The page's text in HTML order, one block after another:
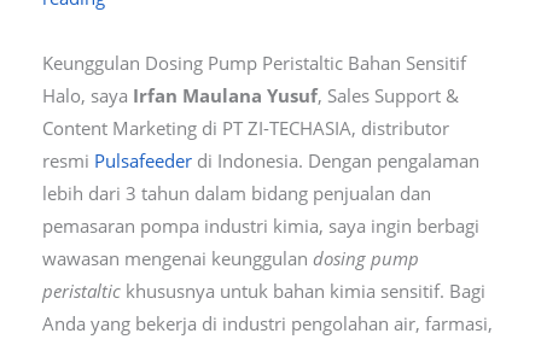
Keunggulan Dosing Pump Peristaltic Bahan Sensitif
Halo, saya Irfan Maulana Yusuf, Sales Support &
Content Marketing di PT ZI-TECHASIA, distributor
resmi Pulsafeederdi Indonesia. Dengan pengalaman
lebih dari 3 tahun dalam bidang penjualan dan
pemasaran pompa industri kimia, saya ingin berbagi
wawasan mengenai keunggulan dosing pump
peristaltickhususnya untuk bahan kimia sensitif. Bagi
Anda yang bekerja di industri pengolahan air, farmasi,